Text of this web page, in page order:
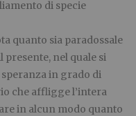
di specie
quanto sia paradossale
nel quale si
in grado di
che affligge l’intera
in alcun modo quanto